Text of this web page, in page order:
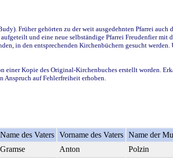
Früher gehörten zu der weit ausgedehnten Pfarrei auch
und eine neue selbständige Pfarrei Freudenfier mit
in den entsprechenden Kirchenbüchern gesucht werden.
Kopie des Original-Kirchenbuches erstellt worden.
auf Fehlerfreiheit erhoben.
Name des Vaters Vorname des Vaters Name der
Gramse Anton Polzin